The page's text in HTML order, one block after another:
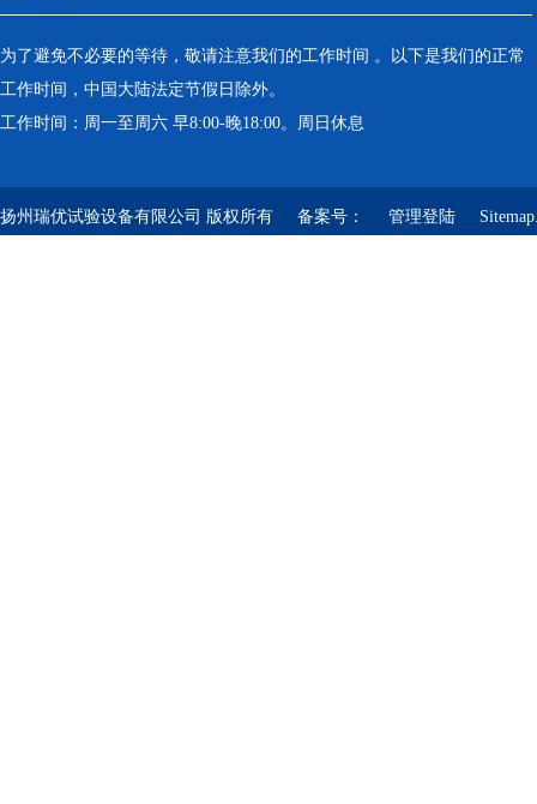
为了避免不必要的等待，敬请注意我们的工作时间 。以下是我们的正常
工作时间，中国大陆法定节假日除外。
工作时间：周一至周六 早8:00-晚18:00。周日休息
扬州瑞优试验设备有限公司 版权所有 备案号： 管理登陆